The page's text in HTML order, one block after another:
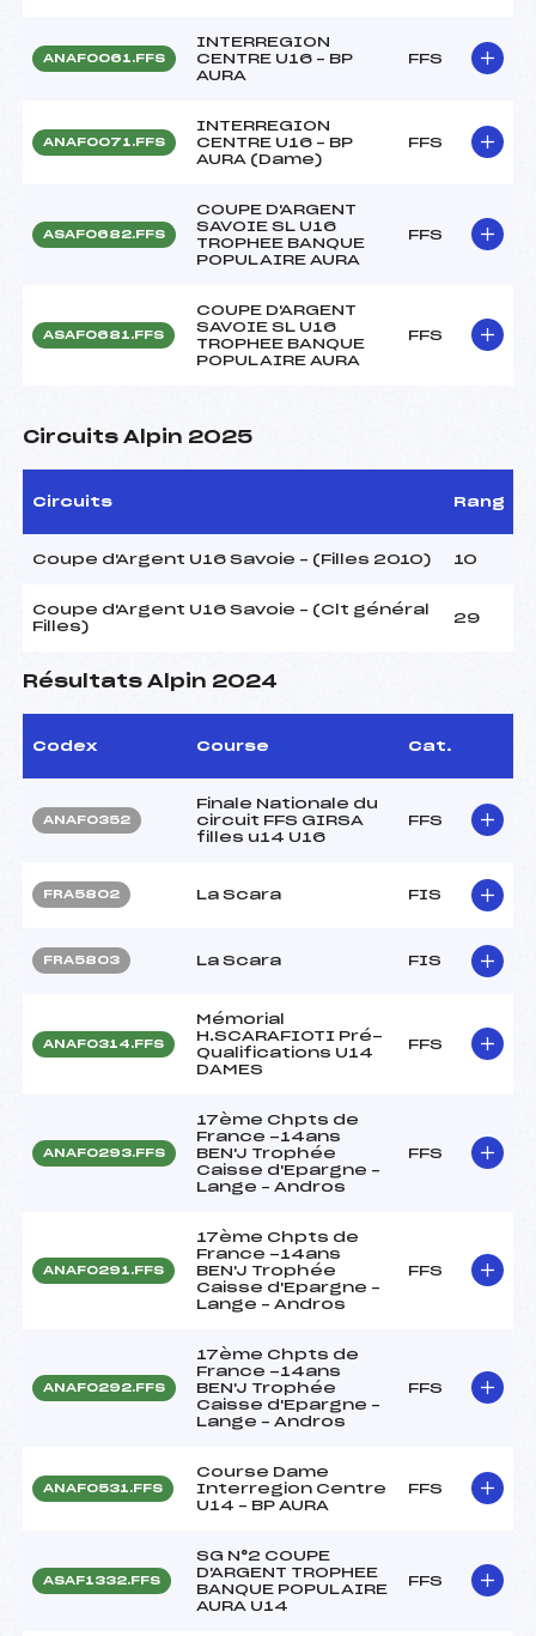
ANAF0061.FFS
INTERREGION
CENTRE U16 – BP
AURA
FFS
ANAF0071.FFS
INTERREGION
CENTRE U16 – BP
AURA (Dame)
FFS
ASAF0682.FFS
COUPE D'ARGENT
SAVOIE SL U16
TROPHEE BANQUE
POPULAIRE AURA
FFS
ASAF0681.FFS
COUPE D'ARGENT
SAVOIE SL U16
TROPHEE BANQUE
POPULAIRE AURA
FFS
Circuits Alpin 2025
Circuits Rang
Coupe d'Argent U16 Savoie – (Filles 2010) 10
Coupe d'Argent U16 Savoie – (Clt général
Filles)
29
Résultats Alpin 2024
Codex Course Cat.
ANAF0352
Finale Nationale du
circuit FFS GIRSA
filles u14 U16
FFS
FRA5802 La Scara FIS
FRA5803 La Scara FIS
ANAF0314.FFS
Mémorial
H.SCARAFIOTI Pré-
Qualifications U14
DAMES
FFS
ANAF0293.FFS
17ème Chpts de
France -14ans
BEN'J Trophée
Caisse d'Epargne –
Lange – Andros
FFS
ANAF0291.FFS
17ème Chpts de
France -14ans
BEN'J Trophée
Caisse d'Epargne –
Lange – Andros
FFS
ANAF0292.FFS
17ème Chpts de
France -14ans
BEN'J Trophée
Caisse d'Epargne –
Lange – Andros
FFS
ANAF0531.FFS
Course Dame
Interregion Centre
U14 – BP AURA
FFS
ASAF1332.FFS
SG N°2 COUPE
D'ARGENT TROPHEE
BANQUE POPULAIRE
AURA U14
FFS